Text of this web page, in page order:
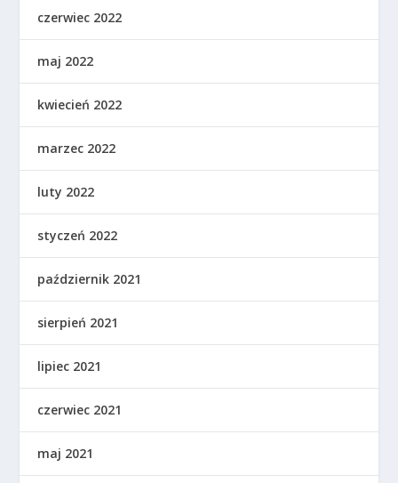
czerwiec 2022
maj 2022
kwiecień 2022
marzec 2022
luty 2022
styczeń 2022
październik 2021
sierpień 2021
lipiec 2021
czerwiec 2021
maj 2021